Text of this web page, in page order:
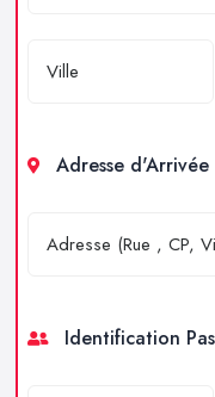
Adresse d'Arrivée
Identification